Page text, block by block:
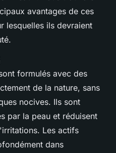
avantages de ces
lesquelles ils devraient
formulés avec des
de la nature, sans
nocives. Ils sont
par la peau et réduisent
Les actifs
dans